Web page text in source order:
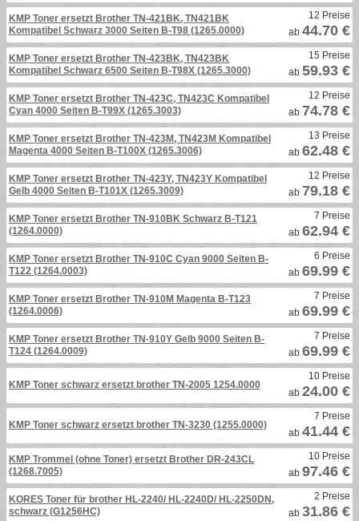
KMP Toner ersetzt Brother TN-421BK, TN421BK
Kompatibel Schwarz 3000 Seiten B-T98 (1265.0000)
12 Preise
ab 44.70 €
KMP Toner ersetzt Brother TN-423BK, TN423BK
Kompatibel Schwarz 6500 Seiten B-T98X (1265.3000)
15 Preise
ab 59.93 €
KMP Toner ersetzt Brother TN-423C, TN423C Kompatibel
Cyan 4000 Seiten B-T99X (1265.3003)
12 Preise
ab 74.78 €
KMP Toner ersetzt Brother TN-423M, TN423M Kompatibel
Magenta 4000 Seiten B-T100X (1265.3006)
13 Preise
ab 62.48 €
KMP Toner ersetzt Brother TN-423Y, TN423Y Kompatibel
Gelb 4000 Seiten B-T101X (1265.3009)
12 Preise
ab 79.18 €
KMP Toner ersetzt Brother TN-910BK Schwarz B-T121
(1264.0000)
7 Preise
ab 62.94 €
KMP Toner ersetzt Brother TN-910C Cyan 9000 Seiten B-
T122 (1264.0003)
6 Preise
ab 69.99 €
KMP Toner ersetzt Brother TN-910M Magenta B-T123
(1264.0006)
7 Preise
ab 69.99 €
KMP Toner ersetzt Brother TN-910Y Gelb 9000 Seiten B-
T124 (1264.0009)
7 Preise
ab 69.99 €
KMP Toner schwarz ersetzt brother TN-2005 1254.0000
10 Preise
ab 24.00 €
KMP Toner schwarz ersetzt brother TN-3230 (1255.0000)
7 Preise
ab 41.44 €
KMP Trommel (ohne Toner) ersetzt Brother DR-243CL
(1268.7005)
10 Preise
ab 97.46 €
KORES Toner für brother HL-2240/ HL-2240D/ HL-2250DN,
schwarz (G1256HC)
2 Preise
ab 31.86 €